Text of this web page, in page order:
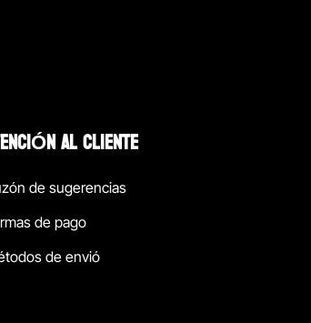
AL CLIENTE
de sugerencias
de pago
de envió